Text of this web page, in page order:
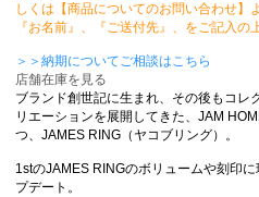
しくは【商品についてのお問い合わせ】
『お名前』、『ご送付先』、をご記入の
＞＞納期についてご相談はこちら
店舗在庫を見る
ブランド創世記に生まれ、その後もコレ
リエーションを展開してきた、JAM
つ、JAMES RING（ヤコブリング）。
1stのJAMES RINGのボリュームや刻印
プデート。